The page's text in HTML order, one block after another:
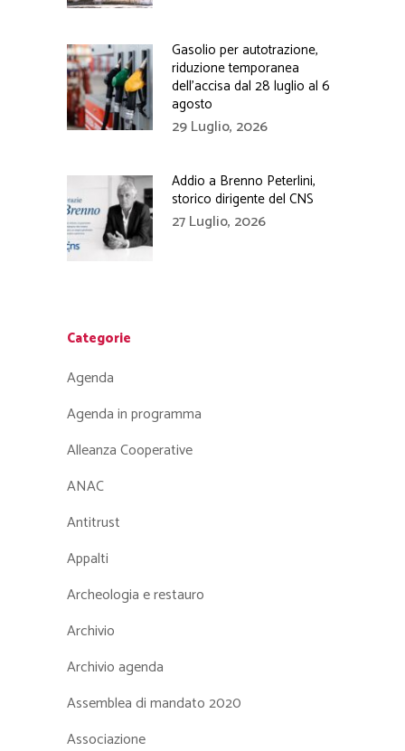
Gasolio per autotrazione,
riduzione temporanea
dell’accisa dal 28 luglio al 6
agosto
29 Luglio, 2026
Addio a Brenno Peterlini,
storico dirigente del CNS
27 Luglio, 2026
Categorie
Agenda
Agenda in programma
Alleanza Cooperative
ANAC
Antitrust
Appalti
Archeologia e restauro
Archivio
Archivio agenda
Assemblea di mandato 2020
Associazione